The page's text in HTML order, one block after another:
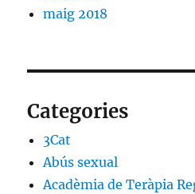
maig 2018
Categories
3Cat
Abús sexual
Acadèmia de Teràpia